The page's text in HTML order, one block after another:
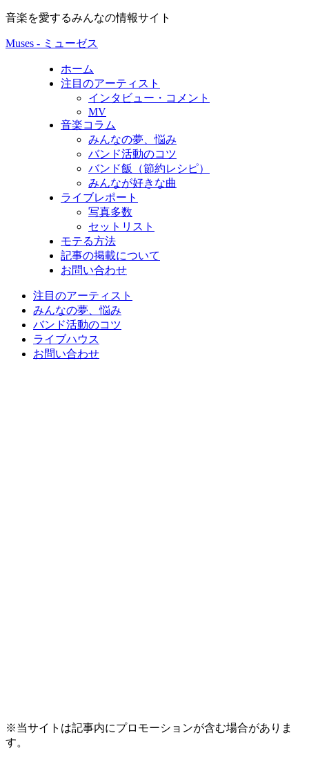
音楽を愛するみんなの情報サイト
Muses - ミューゼス
ホーム
注目のアーティスト
インタビュー・コメント
MV
音楽コラム
みんなの夢、悩み
バンド活動のコツ
バンド飯（節約レシピ）
みんなが好きな曲
ライブレポート
写真多数
セットリスト
モテる方法
記事の掲載について
お問い合わせ
注目のアーティスト
みんなの夢、悩み
バンド活動のコツ
ライブハウス
お問い合わせ
※当サイトは記事内にプロモーションが含む場合がありま
す。